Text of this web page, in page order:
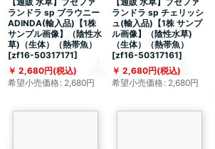
ランドラ sp ブラウニー
ADINDA(輸入品)【1株
サンプル画像】（陰性水
草)（生体）（熱帯魚）
[zf16-50317171]
2,680円(税込)
希望小売価格: 2,680円
ランドラ sp チェリッシ
ュ(輸入品)【1株 サンプ
ル画像】（陰性水草)
（生体）（熱帯魚）
[zf16-50317161]
2,680円(税込)
希望小売価格: 2,680円